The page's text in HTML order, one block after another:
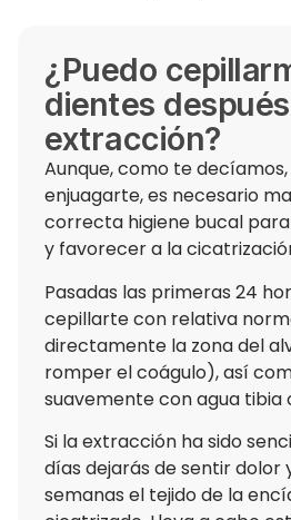
¿Puedo
dientes
extracción?
Aunque, como te
enjuagarte, es necesario
correcta higiene bucal
y favorecer a la
Pasadas las primeras 24
cepillarte con relativa
directamente la zona del
romper el coágulo), así
suavemente con agua tibia
Si la extracción ha sido
días dejarás de sentir dolor
semanas el tejido de la